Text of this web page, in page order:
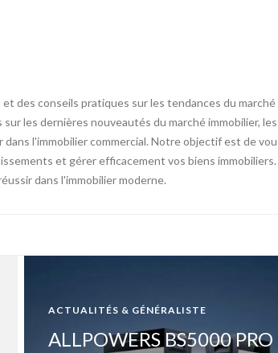
des conseils pratiques sur les tendances du marché
les dernières nouveautés du marché immobilier,
l'immobilier commercial. Notre objectif est de
et gérer efficacement vos biens immobiliers.
dans l'immobilier moderne.
ACTUALITÉS & GÉNÉRALISTE
ALLPOWERS BS5000 PRO